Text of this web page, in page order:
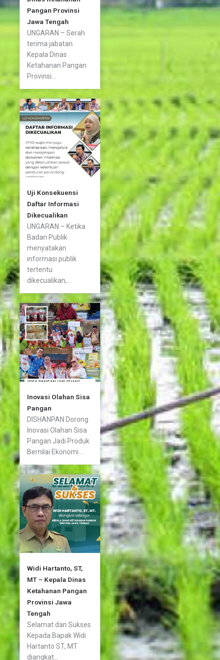
Pangan Provinsi
Jawa Tengah
UNGARAN – Serah
terima jabatan
Kepala Dinas
Ketahanan Pangan
Provinsi...
Uji Konsekuensi
Daftar Informasi
Dikecualikan
UNGARAN – Ketika
Badan Publik
menyatakan
informasi publik
tertentu
dikecualikan,...
Inovasi Olahan Sisa
Pangan
DISHANPAN Dorong
Inovasi Olahan Sisa
Pangan Jadi Produk
Bernilai Ekonomi...
Widi Hartanto, ST,
MT – Kepala Dinas
Ketahanan Pangan
Provinsi Jawa
Tengah
Selamat dan Sukses
Kepada Bapak Widi
Hartanto ST, MT
diangkat...